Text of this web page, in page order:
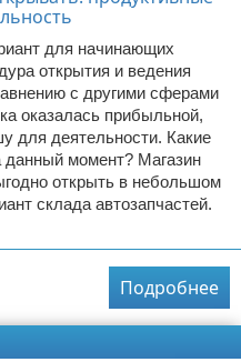
для начинающих
открытия и ведения
с другими сферами
оказалась прибыльной,
для деятельности. Какие
данный момент? Магазин
открыть в небольшом
склада автозапчастей.
Подробнее